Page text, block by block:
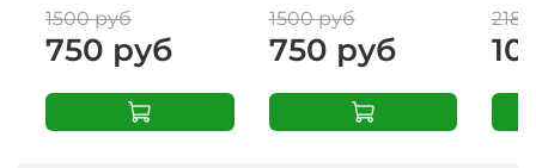
1500 руб
750 руб
1500 руб
750 руб